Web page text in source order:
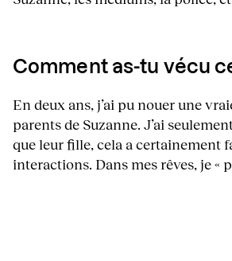
Comment as-tu vécu
En deux ans, j’ai pu nouer une
parents de Suzanne. J’ai
que leur fille, cela a certainement
interactions. Dans mes rêves, je «